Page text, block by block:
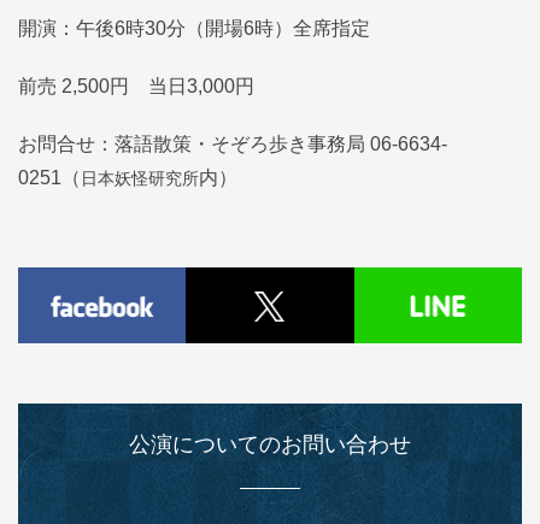
開演：午後6時30分（開場6時）全席指定
前売 2,500円 当日3,000円
お問合せ：落語散策・そぞろ歩き事務局 06-6634-
0251（ 日本妖怪研究所内）
公演についてのお問い合わせ